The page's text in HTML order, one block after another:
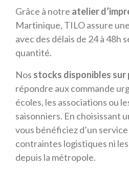
Grâce à notre atelier
Martinique, TILO assure
avec des délais de 24 à 48h
quantité.
Nos stocks disponibles sur
répondre aux commande
écoles, les associations ou
saisonniers. En choisissant
vous bénéficiez d’un
contraintes logistiques ni
depuis la métropole.